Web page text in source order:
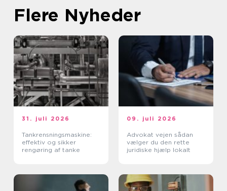
Flere Nyheder
31. juli 2026
Tankrensningsmaskine:
effektiv og sikker
rengøring af tanke
09. juli 2026
Advokat vejen sådan
vælger du den rette
juridiske hjælp lokalt